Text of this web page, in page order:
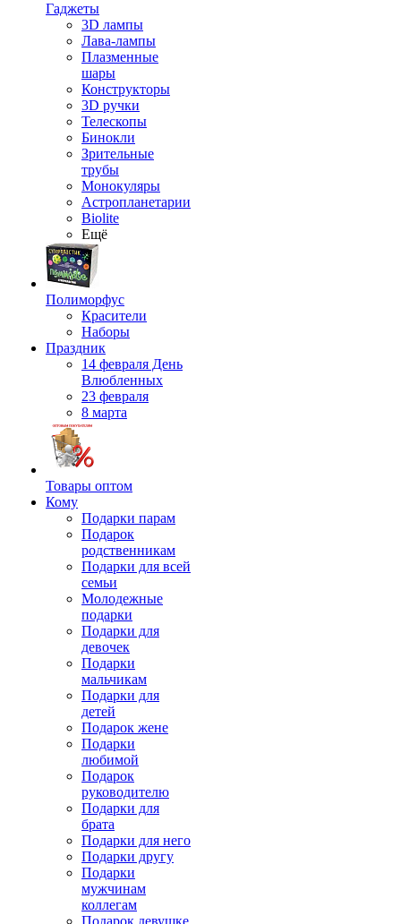
Гаджеты
3D лампы
Лава-лампы
Плазменные
шары
Конструкторы
3D ручки
Телескопы
Бинокли
Зрительные
трубы
Монокуляры
Астропланетарии
Biolite
Ещё
Полиморфус
Красители
Наборы
Праздник
14 февраля День
Влюбленных
23 февраля
8 марта
Товары оптом
Кому
Подарки парам
Подарок
родственникам
Подарки для всей
семьи
Молодежные
подарки
Подарки для
девочек
Подарки
мальчикам
Подарки для
детей
Подарок жене
Подарки
любимой
Подарок
руководителю
Подарки для
брата
Подарки для него
Подарки другу
Подарки
мужчинам
коллегам
Подарок девушке